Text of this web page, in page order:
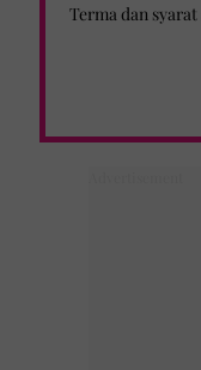
Terma dan syarat